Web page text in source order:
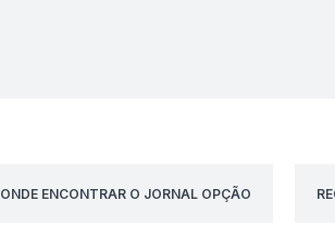
ONDE ENCONTRAR O JORNAL OPÇÃO